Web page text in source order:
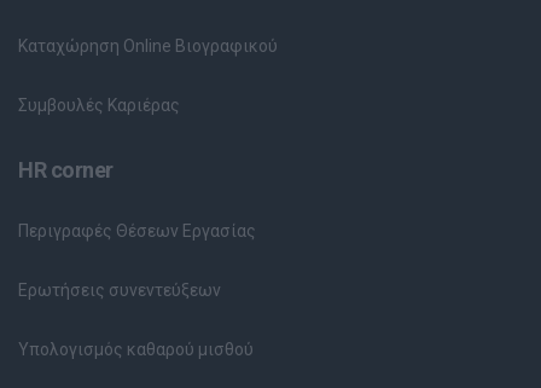
Καταχώρηση Online Βιογραφικού
Συμβουλές Καριέρας
HR corner
Περιγραφές Θέσεων Εργασίας
Ερωτήσεις συνεντεύξεων
Υπολογισμός καθαρού μισθού